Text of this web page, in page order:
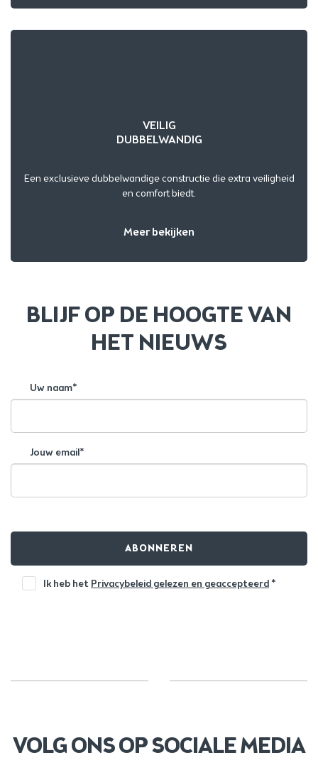
VEILIG
DUBBELWANDIG
Een exclusieve dubbelwandige constructie die extra veiligheid
en comfort biedt.
Meer bekijken
BLIJF OP DE HOOGTE VAN
HET NIEUWS
Uw naam*
Jouw email*
ABONNEREN
Ik heb het Privacybeleid gelezen en geaccepteerd *
VOLG ONS OP SOCIALE MEDIA